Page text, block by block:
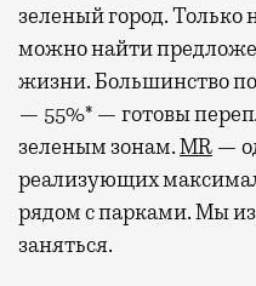
зеленый город. Только
можно найти
жизни. Большинство
— 55%* — готовы
зеленым зонам.MR —
реализующих
рядом с парками. Мы
заняться.